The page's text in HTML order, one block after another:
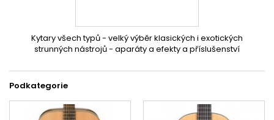
Kytary všech typů - velký výběr klasických i exotických
strunných nástrojů - aparáty a efekty a příslušenství
Podkategorie